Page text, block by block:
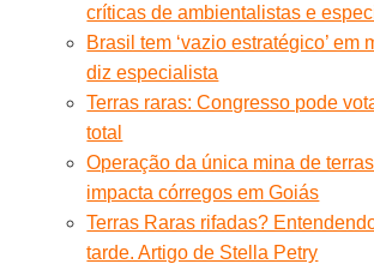
críticas de ambientalistas e
Brasil tem ‘vazio estratégico’ em
diz especialista
Terras raras: Congresso pode
total
Operação da única mina de
impacta córregos em Goiás
Terras Raras rifadas?
tarde. Artigo de Stella Petry